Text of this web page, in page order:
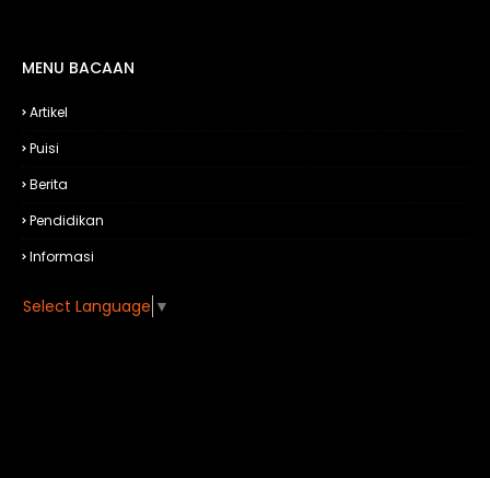
MENU BACAAN
Artikel
Puisi
Berita
Pendidikan
Informasi
Select Language ▼